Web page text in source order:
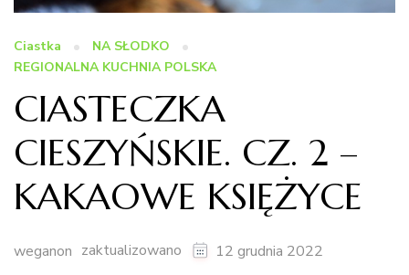
Ciastka
NA SŁODKO
REGIONALNA KUCHNIA POLSKA
CIASTECZKA
CIESZYŃSKIE. CZ. 2 –
KAKAOWE KSIĘŻYCE
weganon zaktualizowano 12 grudnia 2022